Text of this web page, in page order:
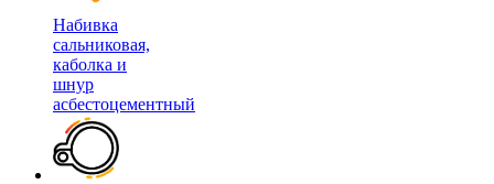
Набивка
сальниковая,
каболка и
шнур
асбестоцементный